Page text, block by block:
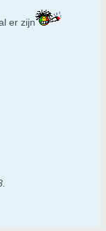
er zijn